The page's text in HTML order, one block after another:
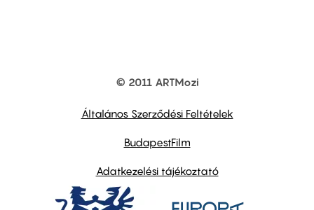
© 2011 ARTMozi
Általános Szerződési Feltételek
BudapestFilm
Adatkezelési tájékoztató